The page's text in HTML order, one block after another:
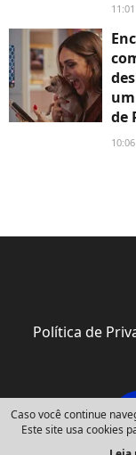
11:01
de
10:06
Política de
Caso você continue
Este site usa cookies